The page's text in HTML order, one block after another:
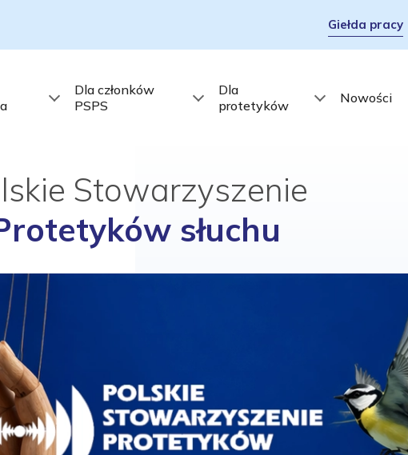
Giełda pracy
Dla członków
PSPS
Dla
protetyków
Nowości
Stowarzyszenie
słuchu